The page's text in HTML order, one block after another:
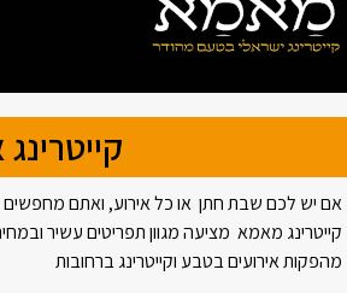
אם יש לכם שבת חתן או כל אירוע, ואתם מחפשים
קייטרינג מאמא מציעה מגוון תפריטים עשיר
מהפקות אירועים בטבע וקייטרינג ברחובות